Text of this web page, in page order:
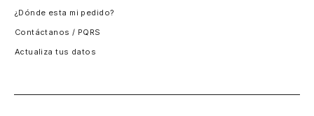
¿Dónde esta mi pedido?
Contáctanos / PQRS
Actualiza tus datos